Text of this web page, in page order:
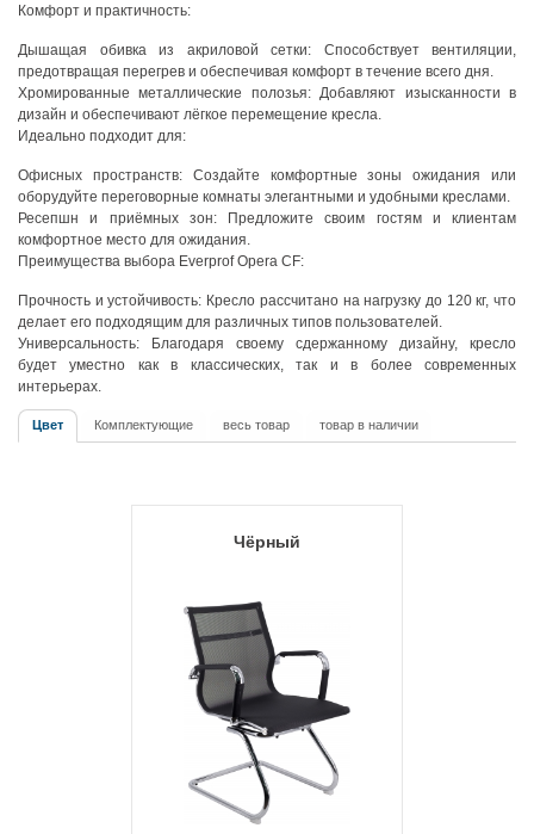
Комфорт и практичность:
Дышащая обивка из акриловой сетки: Способствует вентиляции,
предотвращая перегрев и обеспечивая комфорт в течение всего дня.
Хромированные металлические полозья: Добавляют изысканности в
дизайн и обеспечивают лёгкое перемещение кресла.
Идеально подходит для:
Офисных пространств: Создайте комфортные зоны ожидания или
оборудуйте переговорные комнаты элегантными и удобными креслами.
Ресепшн и приёмных зон: Предложите своим гостям и клиентам
комфортное место для ожидания.
Преимущества выбора Everprof Opera CF:
Прочность и устойчивость: Кресло рассчитано на нагрузку до 120 кг, что
делает его подходящим для различных типов пользователей.
Универсальность: Благодаря своему сдержанному дизайну, кресло
будет уместно как в классических, так и в более современных
интерьерах.
Цвет Комплектующие весь товар товар в наличии
Чёрный